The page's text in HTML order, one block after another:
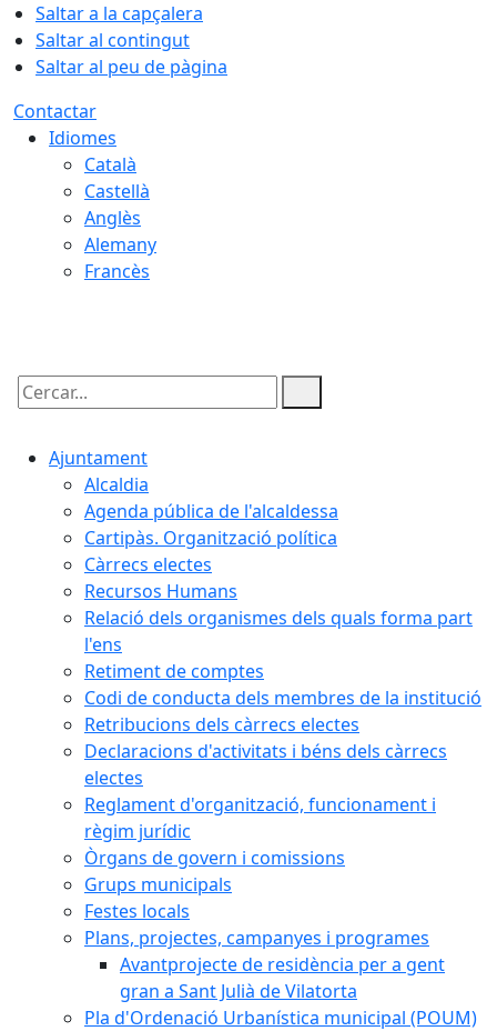
Saltar a la capçalera
Saltar al contingut
Saltar al peu de pàgina
Contactar
Idiomes
Català
Castellà
Anglès
Alemany
Francès
Cercar:
Ajuntament
Alcaldia
Agenda pública de l'alcaldessa
Cartipàs. Organització política
Càrrecs electes
Recursos Humans
Relació dels organismes dels quals forma part
l'ens
Retiment de comptes
Codi de conducta dels membres de la institució
Retribucions dels càrrecs electes
Declaracions d'activitats i béns dels càrrecs
electes
Reglament d'organització, funcionament i
règim jurídic
Òrgans de govern i comissions
Grups municipals
Festes locals
Plans, projectes, campanyes i programes
Avantprojecte de residència per a gent
gran a Sant Julià de Vilatorta
Pla d'Ordenació Urbanística municipal (POUM)